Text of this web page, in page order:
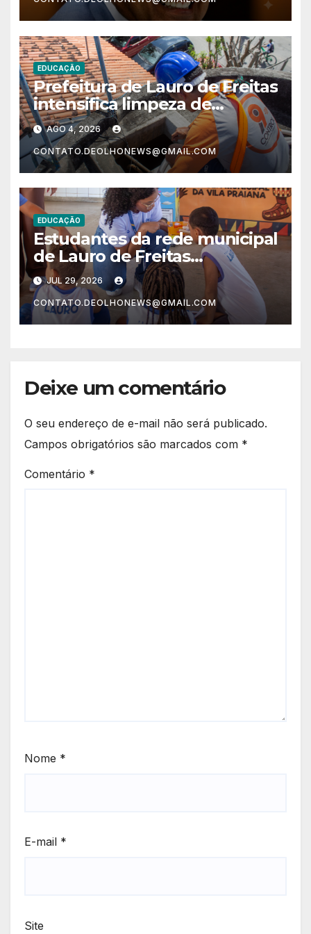
Nordeste no Ensino Médio
EDUCAÇÃO
Prefeitura de Lauro de Freitas
intensifica limpeza de
reservatórios de água nas
escolas municipais
AGO 4, 2026
CONTATO.DEOLHONEWS@GMAIL.COM
EDUCAÇÃO
Estudantes da rede municipal
de Lauro de Freitas
aprendem a interpretar
rótulos e fazer escolhas mais
saudáveis
JUL 29, 2026
CONTATO.DEOLHONEWS@GMAIL.COM
Deixe um comentário
O seu endereço de e-mail não será publicado.
Campos obrigatórios são marcados com *
Comentário *
Nome *
E-mail *
Site